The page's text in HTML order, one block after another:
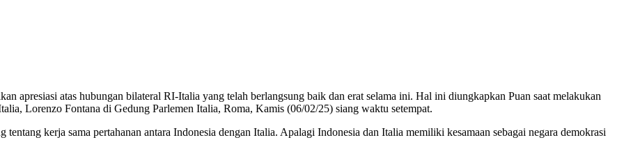
apresiasi atas hubungan bilateral RI-Italia yang telah berlangsung baik dan erat selama ini. Hal ini diungkapkan Puan saat melakukan
Lorenzo Fontana di Gedung Parlemen Italia, Roma, Kamis (06/02/25) siang waktu setempat.
kerja sama pertahanan antara Indonesia dengan Italia. Apalagi Indonesia dan Italia memiliki kesamaan sebagai negara demokrasi